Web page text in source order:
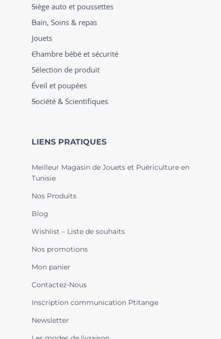
Siège auto et poussettes
Bain, Soins & repas
Jouets
Chambre bébé et sécurité
Sélection de produit
Éveil et poupées
Société & Scientifiques
LIENS PRATIQUES
Meilleur Magasin de Jouets et Puériculture en
Tunisie
Nos Produits
Blog
Wishlist – Liste de souhaits
Nos promotions
Mon panier
Contactez-Nous
Inscription communication Ptitange
Newsletter